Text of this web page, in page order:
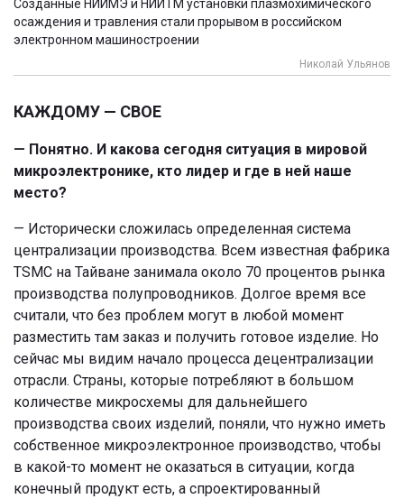
Созданные НИИМЭ и НИИТМ установки плазмохимического
осаждения и травления стали прорывом в российском
электронном машиностроении
Николай Ульянов
КАЖДОМУ — СВОЕ
— Понятно. И какова сегодня ситуация в мировой
микроэлектронике, кто лидер и где в ней наше
место?
— Исторически сложилась определенная система
централизации производства. Всем известная фабрика
ТSМС на Тайване занимала около 70 процентов рынка
производства полупроводников. Долгое время все
считали, что без проблем могут в любой момент
разместить там заказ и получить готовое изделие. Но
сейчас мы видим начало процесса децентрализации
отрасли. Страны, которые потребляют в большом
количестве микросхемы для дальнейшего
производства своих изделий, поняли, что нужно иметь
собственное микроэлектронное производство, чтобы
в какой-то момент не оказаться в ситуации, когда
конечный продукт есть, а спроектированный